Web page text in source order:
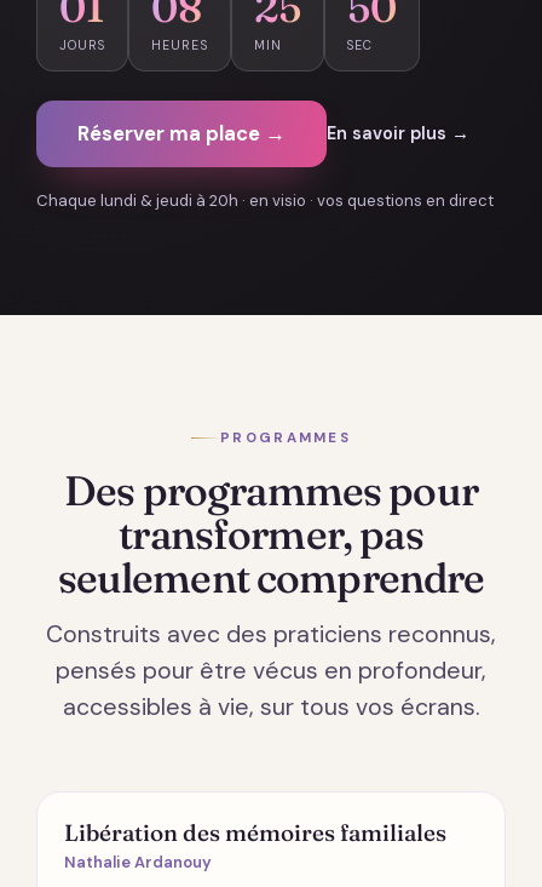
JOURS HEURES MIN SEC
Réserver ma place → En savoir plus →
Chaque lundi & jeudi à 20h · en visio · vos questions en direct
PROGRAMMES
Des programmes pour
transformer, pas
seulement comprendre
Construits avec des praticiens reconnus,
pensés pour être vécus en profondeur,
accessibles à vie, sur tous vos écrans.
ÉMOTIONS
Libération des mémoires familiales
Nathalie Ardanouy